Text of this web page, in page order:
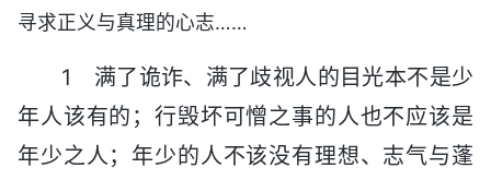
寻求正义与真理的心志……
1 满了诡诈、满了歧视人的目光本不是少
年人该有的；行毁坏可憎之事的人也不应该是
年少之人；年少的人不该没有理想、志气与蓬